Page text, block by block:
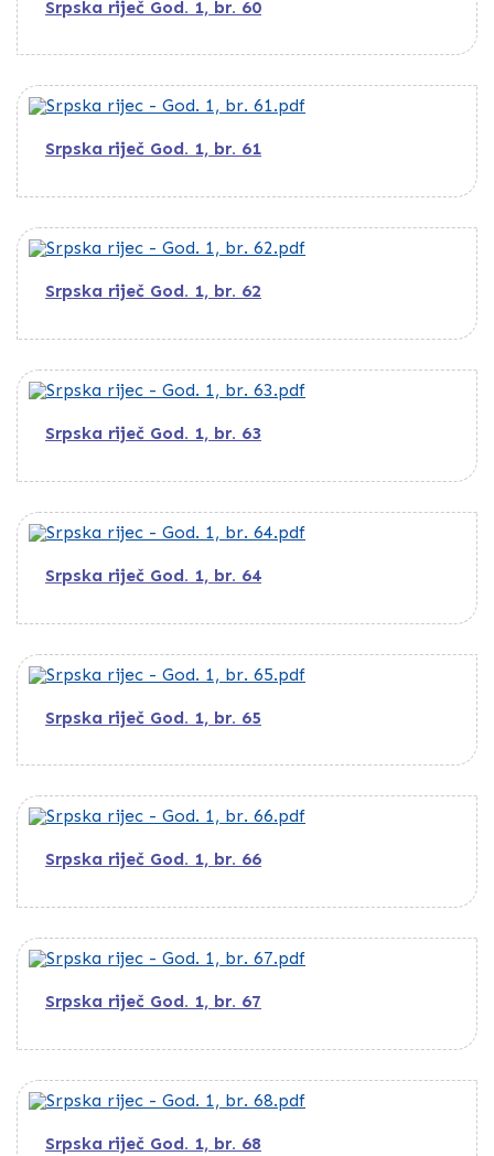
Srpska riječ God. 1, br. 60
Srpska riječ God. 1, br. 61
Srpska riječ God. 1, br. 62
Srpska riječ God. 1, br. 63
Srpska riječ God. 1, br. 64
Srpska riječ God. 1, br. 65
Srpska riječ God. 1, br. 66
Srpska riječ God. 1, br. 67
Srpska riječ God. 1, br. 68